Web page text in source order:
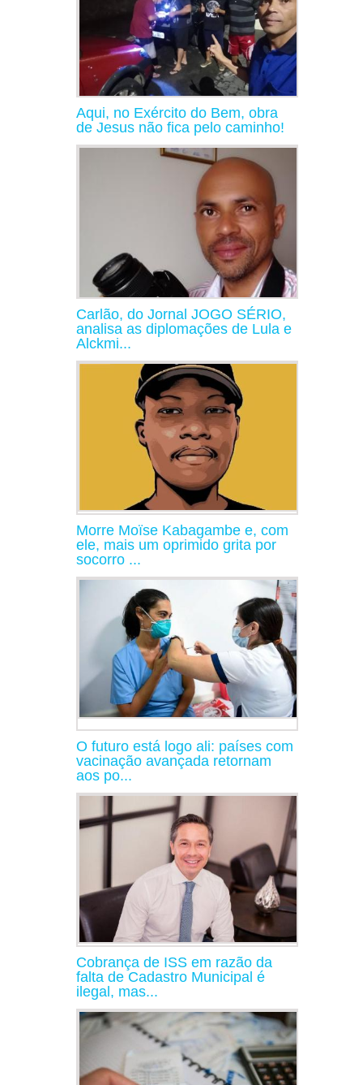
Aqui, no Exército do Bem, obra
de Jesus não fica pelo caminho!
Carlão, do Jornal JOGO SÉRIO,
analisa as diplomações de Lula e
Alckmi...
Morre Moïse Kabagambe e, com
ele, mais um oprimido grita por
socorro ...
O futuro está logo ali: países com
vacinação avançada retornam
aos po...
Cobrança de ISS em razão da
falta de Cadastro Municipal é
ilegal, mas...